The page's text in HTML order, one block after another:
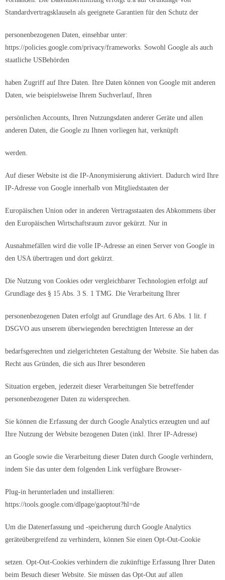
Standardvertragsklauseln als geeignete Garantien für den Schutz der
personenbezogenen Daten, einsehbar unter:
https://policies.google.com/privacy/frameworks. Sowohl Google als auch
staatliche USBehörden
haben Zugriff auf Ihre Daten. Ihre Daten können von Google mit anderen
Daten, wie beispielsweise Ihrem Suchverlauf, Ihren
persönlichen Accounts, Ihren Nutzungsdaten anderer Geräte und allen
anderen Daten, die Google zu Ihnen vorliegen hat, verknüpft
werden.
Auf dieser Website ist die IP-Anonymisierung aktiviert. Dadurch wird Ihre
IP-Adresse von Google innerhalb von Mitgliedstaaten der
Europäischen Union oder in anderen Vertragsstaaten des Abkommens über
den Europäischen Wirtschaftsraum zuvor gekürzt. Nur in
Ausnahmefällen wird die volle IP-Adresse an einen Server von Google in
den USA übertragen und dort gekürzt.
Die Nutzung von Cookies oder vergleichbarer Technologien erfolgt auf
Grundlage des § 15 Abs. 3 S. 1 TMG. Die Verarbeitung Ihrer
personenbezogenen Daten erfolgt auf Grundlage des Art. 6 Abs. 1 lit. f
DSGVO aus unserem überwiegenden berechtigten Interesse an der
bedarfsgerechten und zielgerichteten Gestaltung der Website. Sie haben das
Recht aus Gründen, die sich aus Ihrer besonderen
Situation ergeben, jederzeit dieser Verarbeitungen Sie betreffender
personenbezogener Daten zu widersprechen.
Sie können die Erfassung der durch Google Analytics erzeugten und auf
Ihre Nutzung der Website bezogenen Daten (inkl. Ihrer IP-Adresse)
an Google sowie die Verarbeitung dieser Daten durch Google verhindern,
indem Sie das unter dem folgenden Link verfügbare Browser-
Plug-in herunterladen und installieren:
https://tools.google.com/dlpage/gaoptout?hl=de
Um die Datenerfassung und -speicherung durch Google Analytics
geräteübergreifend zu verhindern, können Sie einen Opt-Out-Cookie
setzen. Opt-Out-Cookies verhindern die zukünftige Erfassung Ihrer Daten
beim Besuch dieser Website. Sie müssen das Opt-Out auf allen